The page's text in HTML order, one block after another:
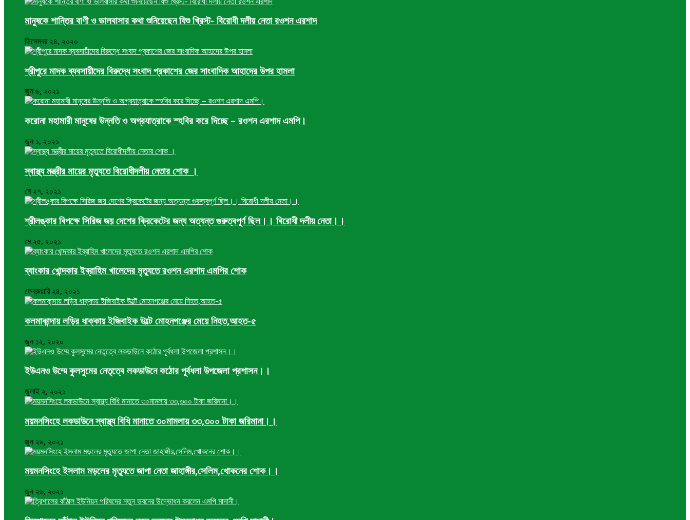
মানুষকে শান্তির বাণী ও ভালবাসার কথা শুনিয়েছেন যিশু খ্রিস্ট- বিরোধী দলীয় নেতা রওশন এরশাদ
ডিসেম্বর ২৪, ২০২০
শ্রীপুরে মাদক ব্যবসায়ীদের বিরুদ্ধে সংবাদ প্রকাশের জের সাংবাদিক আহাদের উপর হামলা
জুন ৬, ২০২১
করোনা মহামারী মানুষের উন্নতি ও অগ্রযাত্রাকে স্হবির করে দিচ্ছে – রওশন এরশাদ এমপি।
জুন ১, ২০২১
স্বাস্থ্য মন্ত্রীর মায়ের মৃত্যুতে বিরোধীদলীয় নেতার শোক ।
মে ২৭, ২০২১
শ্রীলঙ্কার বিপক্ষে সিরিজ জয় দেশের ক্রিকেটের জন্য অত্যন্ত গুরুত্বপূর্ণ ছিল।। বিরোধী দলীয় নেতা।।
মে ২৫, ২০২১
ব্যাংকার খোন্দকার ইব্রাহিম খালেদের মৃত্যুতে রওশন এরশাদ এমপির শোক
ফেব্রুয়ারি ২৪, ২০২১
কলমাকান্দায় লড়ির ধাক্কায় ইজিবাইক উল্টে মোহনগঞ্জের মেয়ে নিহত,আহত-৫
জুন ১২, ২০২০
ইউএনও উম্মে কুলসুমের নেতৃত্বে লকডাউনে কঠোর পূর্বধলা উপজেলা প্রশাসন।।
জুলাই ২, ২০২১
ময়মনসিংহে লকডাউনে স্বাস্থ্য বিধি মানাতে ৩০মামলায় ৩৩,৩০০ টাকা জরিমানা।।
জুন ২৯, ২০২১
ময়মনসিংহে ইসলাম মড়লের মৃত্যুতে জাপা নেতা জাহাঙ্গীর,সেলিম,খোকনের শোক।।
জুন ২৬, ২০২১